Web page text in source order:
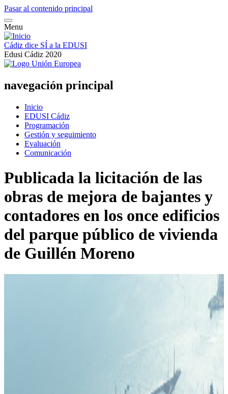
Pasar al contenido principal
Menu
Cádiz dice SÍ a la EDUSI
Edusi Cádiz 2020
navegación principal
Inicio
EDUSI Cádiz
Programación
Gestión y seguimiento
Evaluación
Comunicación
Publicada la licitación de las
obras de mejora de bajantes y
contadores en los once edificios
del parque público de vivienda
de Guillén Moreno